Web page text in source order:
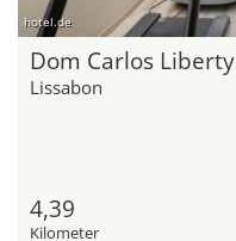
hotel.de
Dom Carlos Liberty
Lissabon
4,39
Kilometer